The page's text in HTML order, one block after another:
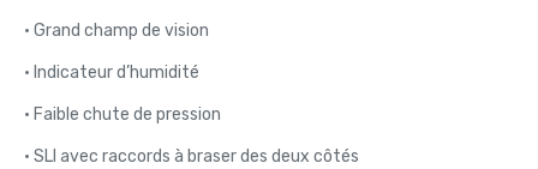
• Grand champ de vision
• Indicateur d’humidité
• Faible chute de pression
• SLI avec raccords à braser des deux côtés